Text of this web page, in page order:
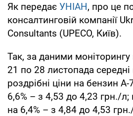
Як передає УНІАН, про це
консалтинговій компанії
Consultants (UPECO, Київ).
Так, за даними моніторингу
21 по 28 листопада середні
роздрібні ціни на бензин
6,6% – з 4,53 до 4,23 грн./
на 6,4% – з 4,84 до 4,53